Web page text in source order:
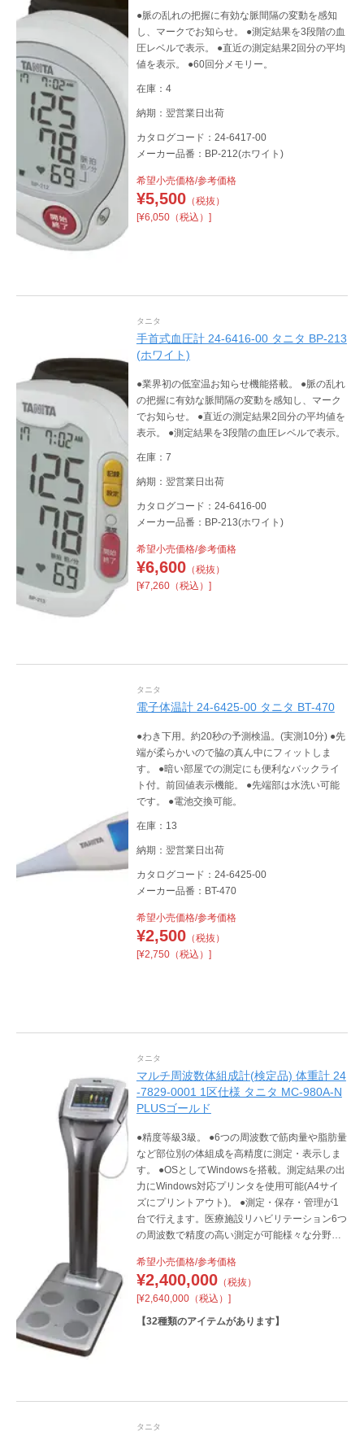
●脈の乱れの把握に有効な脈間隔の変動を感知
し、マークでお知らせ。 ●測定結果を3段階の血
圧レベルで表示。 ●直近の測定結果2回分の平均
値を表示。 ●60回分メモリー。
在庫：4
納期：翌営業日出荷
カタログコード：24-6417-00
メーカー品番：BP-212(ホワイト)
希望小売価格/参考価格
¥5,500（税抜）
[¥6,050（税込）]
タニタ
手首式血圧計 24-6416-00 タニタ BP-213
(ホワイト)
●業界初の低室温お知らせ機能搭載。 ●脈の乱れ
の把握に有効な脈間隔の変動を感知し、マーク
でお知らせ。 ●直近の測定結果2回分の平均値を
表示。 ●測定結果を3段階の血圧レベルで表示。
在庫：7
納期：翌営業日出荷
カタログコード：24-6416-00
メーカー品番：BP-213(ホワイト)
希望小売価格/参考価格
¥6,600（税抜）
[¥7,260（税込）]
タニタ
電子体温計 24-6425-00 タニタ BT-470
●わき下用。約20秒の予測検温。(実測10分) ●先
端が柔らかいので脇の真ん中にフィットしま
す。 ●暗い部屋での測定にも便利なバックライ
ト付。前回値表示機能。 ●先端部は水洗い可能
です。 ●電池交換可能。
在庫：13
納期：翌営業日出荷
カタログコード：24-6425-00
メーカー品番：BT-470
希望小売価格/参考価格
¥2,500（税抜）
[¥2,750（税込）]
タニタ
マルチ周波数体組成計(検定品) 体重計 24
-7829-0001 1区仕様 タニタ MC-980A-N
PLUSゴールド
●精度等級3級。 ●6つの周波数で筋肉量や脂肪量
など部位別の体組成を高精度に測定・表示しま
す。 ●OSとしてWindowsを搭載。測定結果の出
力にWindows対応プリンタを使用可能(A4サイ
ズにプリントアウト)。 ●測定・保存・管理が1
台で行えます。医療施設リハビリテーション6つ
の周波数で精度の高い測定が可能様々な分野で
希望小売価格/参考価格
¥2,400,000（税抜）
[¥2,640,000（税込）]
【32種類のアイテムがあります】
タニタ